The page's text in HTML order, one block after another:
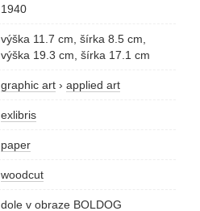
1940
výška 11.7 cm, šírka 8.5 cm,
výška 19.3 cm, šírka 17.1 cm
graphic art › applied art
exlibris
paper
woodcut
dole v obraze BOLDOG